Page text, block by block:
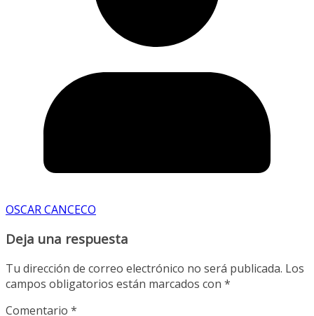
OSCAR CANCECO
Deja una respuesta
Tu dirección de correo electrónico no será publicada. Los
campos obligatorios están marcados con *
Comentario *